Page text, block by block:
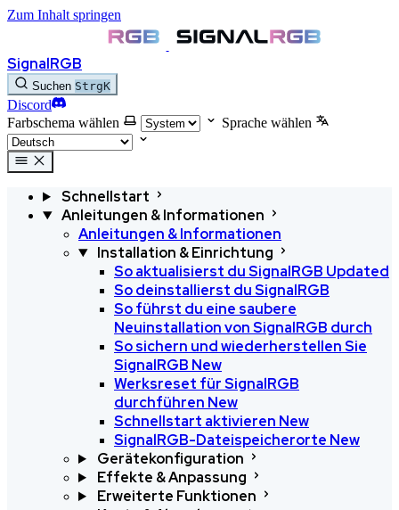
Zum Inhalt springen
SignalRGB
Suchen StrgK
Discord
Farbschema wählen
Sprache wählen
Schnellstart
Anleitungen & Informationen
Anleitungen & Informationen
Installation & Einrichtung
So aktualisierst du SignalRGB Updated
So deinstallierst du SignalRGB
So führst du eine saubere
Neuinstallation von SignalRGB durch
So sichern und wiederherstellen Sie
SignalRGB New
Werksreset für SignalRGB
durchführen New
Schnellstart aktivieren New
SignalRGB-Dateispeicherorte New
Gerätekonfiguration
Effekte & Anpassung
Erweiterte Funktionen